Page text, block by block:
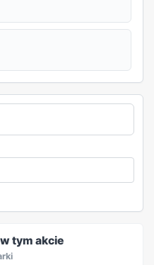
tym akcie